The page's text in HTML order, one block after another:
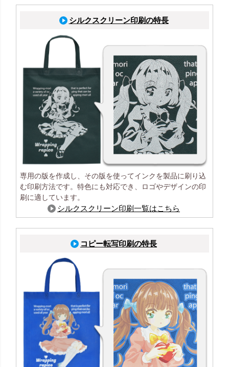
シルクスクリーン印刷の特長
専用の版を作成し、その版を使ってインクを製品に刷り込
む印刷方法です。特色にも対応でき、ロゴやデザインの印
刷に適しています。
シルクスクリーン印刷一覧はこちら
コピー転写印刷の特長